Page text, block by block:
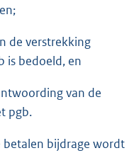
de verstrekking
is bedoeld, en
van de
pgb.
betalen bijdrage wordt